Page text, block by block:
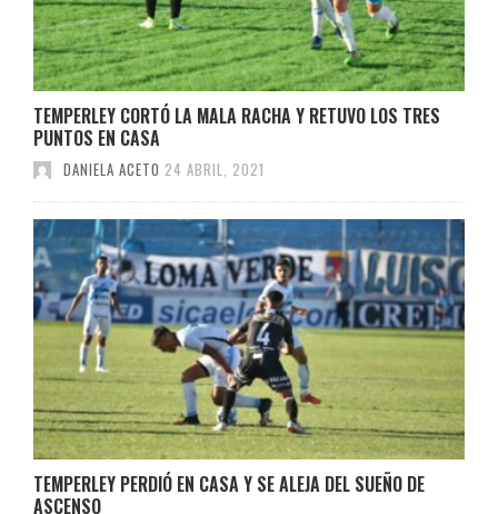
TEMPERLEY CORTÓ LA MALA RACHA Y RETUVO LOS TRES
PUNTOS EN CASA
DANIELA ACETO 24 ABRIL, 2021
TEMPERLEY PERDIÓ EN CASA Y SE ALEJA DEL SUEÑO DE
ASCENSO